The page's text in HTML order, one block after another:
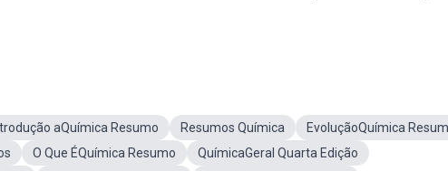
aQuímica Resumo Resumos Química
EvoluçãoQuímica
O Que ÉQuímica Resumo
QuímicaGeral Quarta Edição